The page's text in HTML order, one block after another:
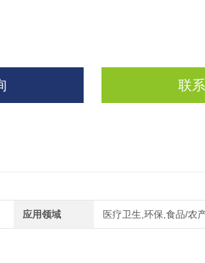
联
应用领域 医疗卫生,环保,食品/农